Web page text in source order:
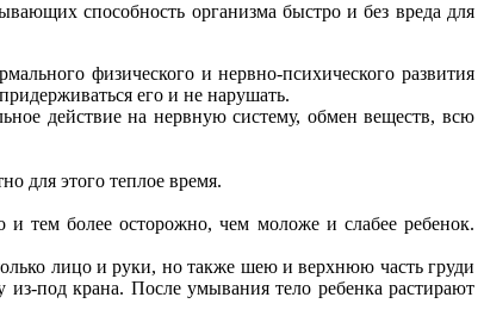
способность организма быстро и без вреда для
физического и нервно-психического развития
его и не нарушать.
действие на нервную систему, обмен веществ, всю
для этого теплое время.
и тем более осторожно, чем моложе и слабее ребенок.
лицо и руки, но также шею и верхнюю часть груди
под крана. После умывания тело ребенка растирают